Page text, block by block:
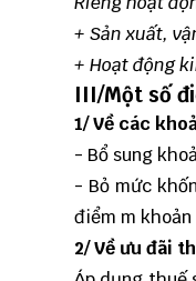
+ Sản xuất,
+ Hoạt động
III/Một số
1/ Về các
- Bổ sung
- Bỏ mức
điểm m khoản
2/ Về ưu đãi